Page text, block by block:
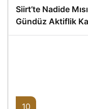
Siirt’te Nadide
Gündüz Aktiflik
10